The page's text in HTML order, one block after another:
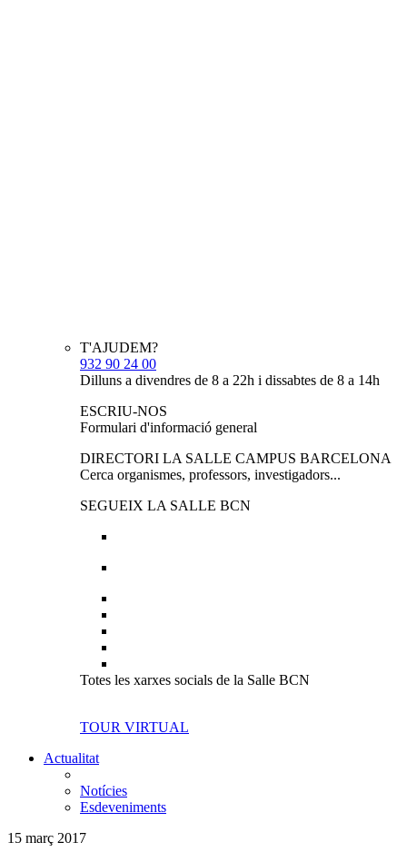
T'AJUDEM?
932 90 24 00
Dilluns a divendres de 8 a 22h i dissabtes de 8 a 14h
ESCRIU-NOS
Formulari d'informació general
DIRECTORI LA SALLE CAMPUS BARCELONA
Cerca organismes, professors, investigadors...
SEGUEIX LA SALLE BCN
Totes les xarxes socials de la Salle BCN
TOUR VIRTUAL
Actualitat
Notícies
Esdeveniments
15 març 2017